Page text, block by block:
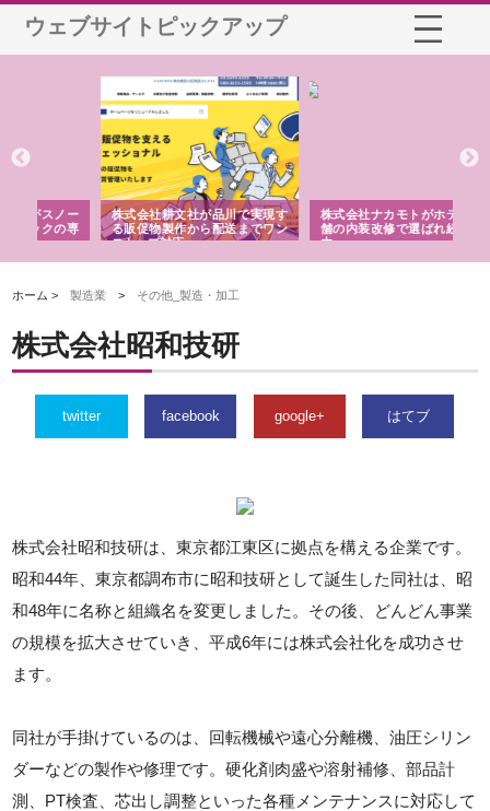
ウェブサイトピックアップ
株式会社耕文社が品川で実現す
る販促物製作から配送までワン
ストップ対応
株式会社ナカモトがホテルや店
舗の内装改修で選ばれ続ける理
由
ホーム >製造業 > その他_製造・加工
株式会社昭和技研
twitter facebook google+ はてブ
株式会社昭和技研は、東京都江東区に拠点を構える企業です。
昭和44年、東京都調布市に昭和技研として誕生した同社は、昭
和48年に名称と組織名を変更しました。その後、どんどん事業
の規模を拡大させていき、平成6年には株式会社化を成功させ
ます。
同社が手掛けているのは、回転機械や遠心分離機、油圧シリン
ダーなどの製作や修理です。硬化剤肉盛や溶射補修、部品計
測、PT検査、芯出し調整といった各種メンテナンスに対応して